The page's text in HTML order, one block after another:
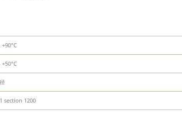
+90°C
+50°C
section 1200